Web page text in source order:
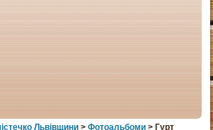
Львiвщини >Фотоальбоми > Гурт